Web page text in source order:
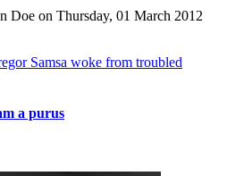
Doe on Thursday, 01 March 2012
Samsa woke from troubled
a purus